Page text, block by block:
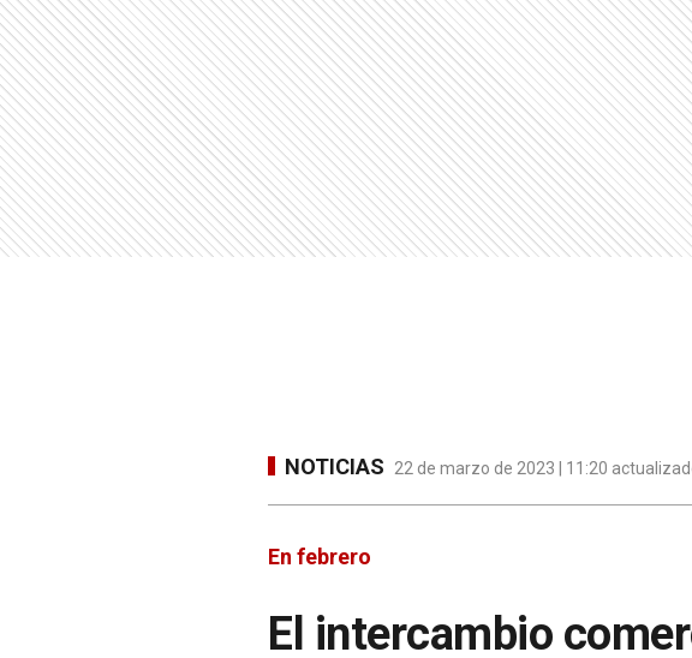
NOTICIAS 22 de marzo de 2023 | 11:20
En febrero
El intercambio